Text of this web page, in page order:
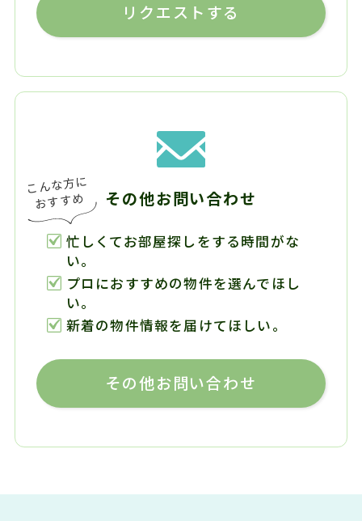
リクエストする
その他お問い合わせ
忙しくてお部屋探しをする時間がな
い。
プロにおすすめの物件を選んでほし
い。
新着の物件情報を届けてほしい。
その他お問い合わせ